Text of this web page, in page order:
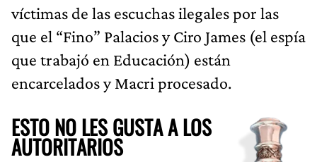
víctimas de las escuchas ilegales por las
que el “Fino” Palacios y Ciro James (el espía
que trabajó en Educación) están
encarcelados y Macri procesado.
ESTO NO LES GUSTA A LOS
AUTORITARIOS